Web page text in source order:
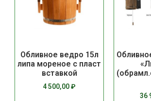
Обливное ведро 15л
липа мореное с пласт
вставкой
4 500,00₽
36